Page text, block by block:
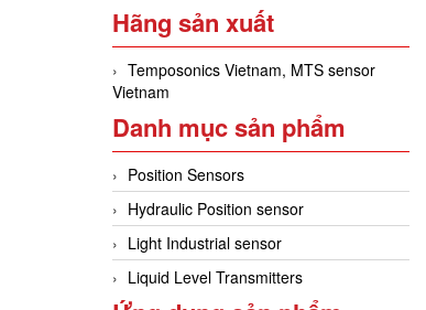
Hãng sản xuất
Temposonics Vietnam, MTS sensor
Vietnam
Danh mục sản phẩm
Position Sensors
Hydraulic Position sensor
Light Industrial sensor
Liquid Level Transmitters